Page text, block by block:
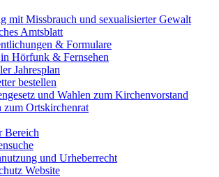
mit Missbrauch und sexualisierter Gewalt
Amtsblatt
& Formulare
Hörfunk & Fernsehen
Jahresplan
bestellen
und Wahlen zum Kirchenvorstand
zum Ortskirchenrat
Bereich
und Urheberrecht
Website